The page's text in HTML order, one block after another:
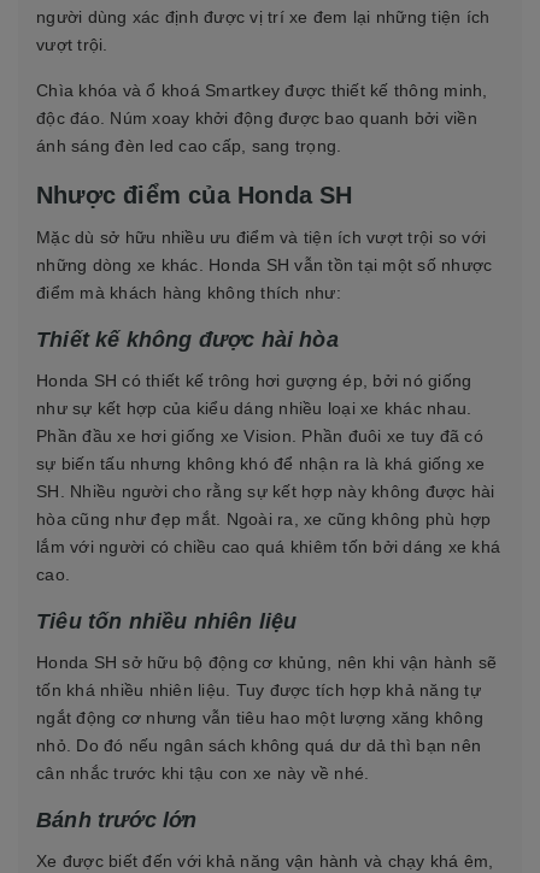
người dùng xác định được vị trí xe đem lại những tiện ích
vượt trội.
Chìa khóa và ổ khoá Smartkey được thiết kế thông minh,
độc đáo. Núm xoay khởi động được bao quanh bởi viền
ánh sáng đèn led cao cấp, sang trọng.
Nhược điểm của Honda SH
Mặc dù sở hữu nhiều ưu điểm và tiện ích vượt trội so với
những dòng xe khác. Honda SH vẫn tồn tại một số nhược
điểm mà khách hàng không thích như:
Thiết kế không được hài hòa
Honda SH có thiết kế trông hơi gượng ép, bởi nó giống
như sự kết hợp của kiểu dáng nhiều loại xe khác nhau.
Phần đầu xe hơi giống xe Vision. Phần đuôi xe tuy đã có
sự biến tấu nhưng không khó để nhận ra là khá giống xe
SH. Nhiều người cho rằng sự kết hợp này không được hài
hòa cũng như đẹp mắt. Ngoài ra, xe cũng không phù hợp
lắm với người có chiều cao quá khiêm tốn bởi dáng xe khá
cao.
Tiêu tốn nhiều nhiên liệu
Honda SH sở hữu bộ động cơ khủng, nên khi vận hành sẽ
tốn khá nhiều nhiên liệu. Tuy được tích hợp khả năng tự
ngắt động cơ nhưng vẫn tiêu hao một lượng xăng không
nhỏ. Do đó nếu ngân sách không quá dư dả thì bạn nên
cân nhắc trước khi tậu con xe này về nhé.
Bánh trước lớn
Xe được biết đến với khả năng vận hành và chạy khá êm,